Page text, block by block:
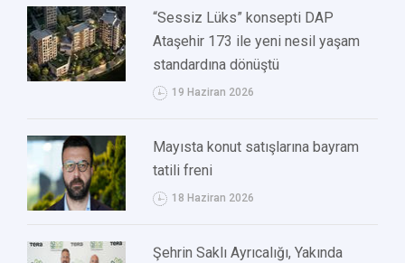
“Sessiz Lüks” konsepti DAP
Ataşehir 173 ile yeni nesil yaşam
standardına dönüştü
19 Haziran 2026
Mayısta konut satışlarına bayram
tatili freni
18 Haziran 2026
Şehrin Saklı Ayrıcalığı, Yakında